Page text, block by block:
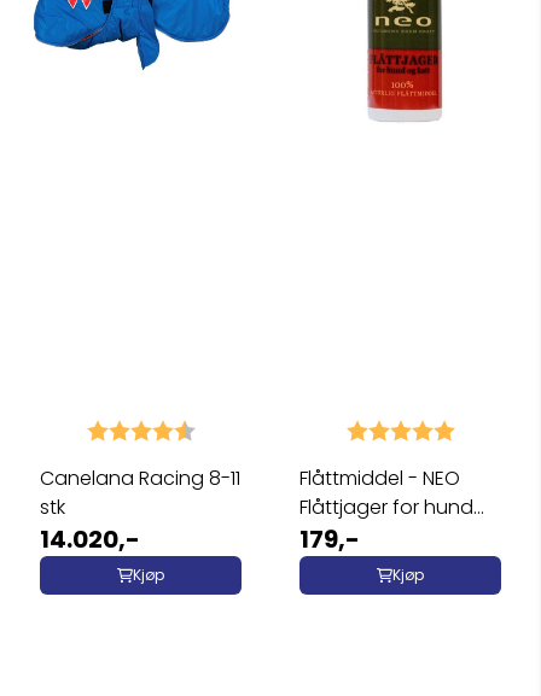
Karakter: 4.5 av 5 mulige
Canelana Racing 8-11
stk
14.020,-
Kjøp
Karakter: 5.0 av 5
Flåttmiddel - NEO
Flåttjager for hund
og katt
179,-
Kjøp